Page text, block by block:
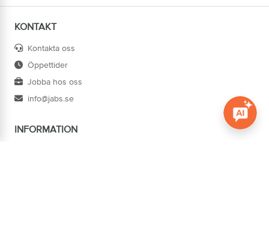
KONTAKT
Kontakta oss
Öppettider
Jobba hos oss
info@jabs.se
INFORMATION